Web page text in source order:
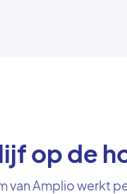
op de
van Amplio werkt